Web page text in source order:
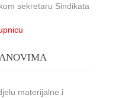
sekretaru Sindikata
materijalne i